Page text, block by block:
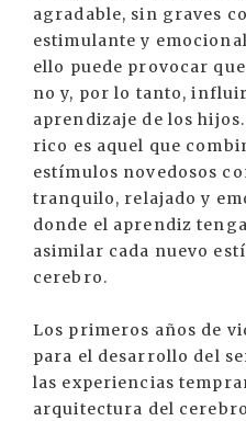
agradable, sin graves
estimulante y
ello puede provocar
no y, por lo tanto,
aprendizaje de los
rico es aquel que
estímulos novedosos
tranquilo, relajado y
donde el aprendiz
asimilar cada nuevo
cerebro.
Los primeros años de
para el desarrollo del
las experiencias
arquitectura del